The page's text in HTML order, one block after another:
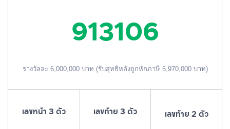
913106
รางวัลละ 6,000,000 บาท (รับสุทธิหลังถูกหักภาษี 5,970,000 บาท)
เลขหน้า 3 ตัว เลขท้าย 3 ตัว เลขท้าย 2 ตัว